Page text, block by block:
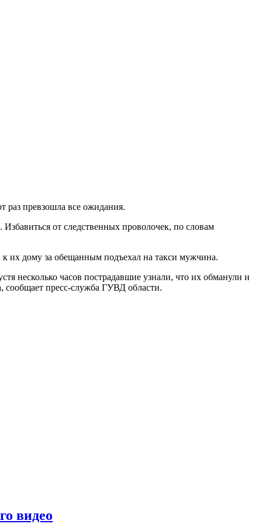
раз превзошла все ожидания.
от следственных проволочек, по словам
их дому за обещанным подъехал на такси мужчина.
несколько часов пострадавшие узнали, что их обманули и
пресс-служба ГУВД области.
видео